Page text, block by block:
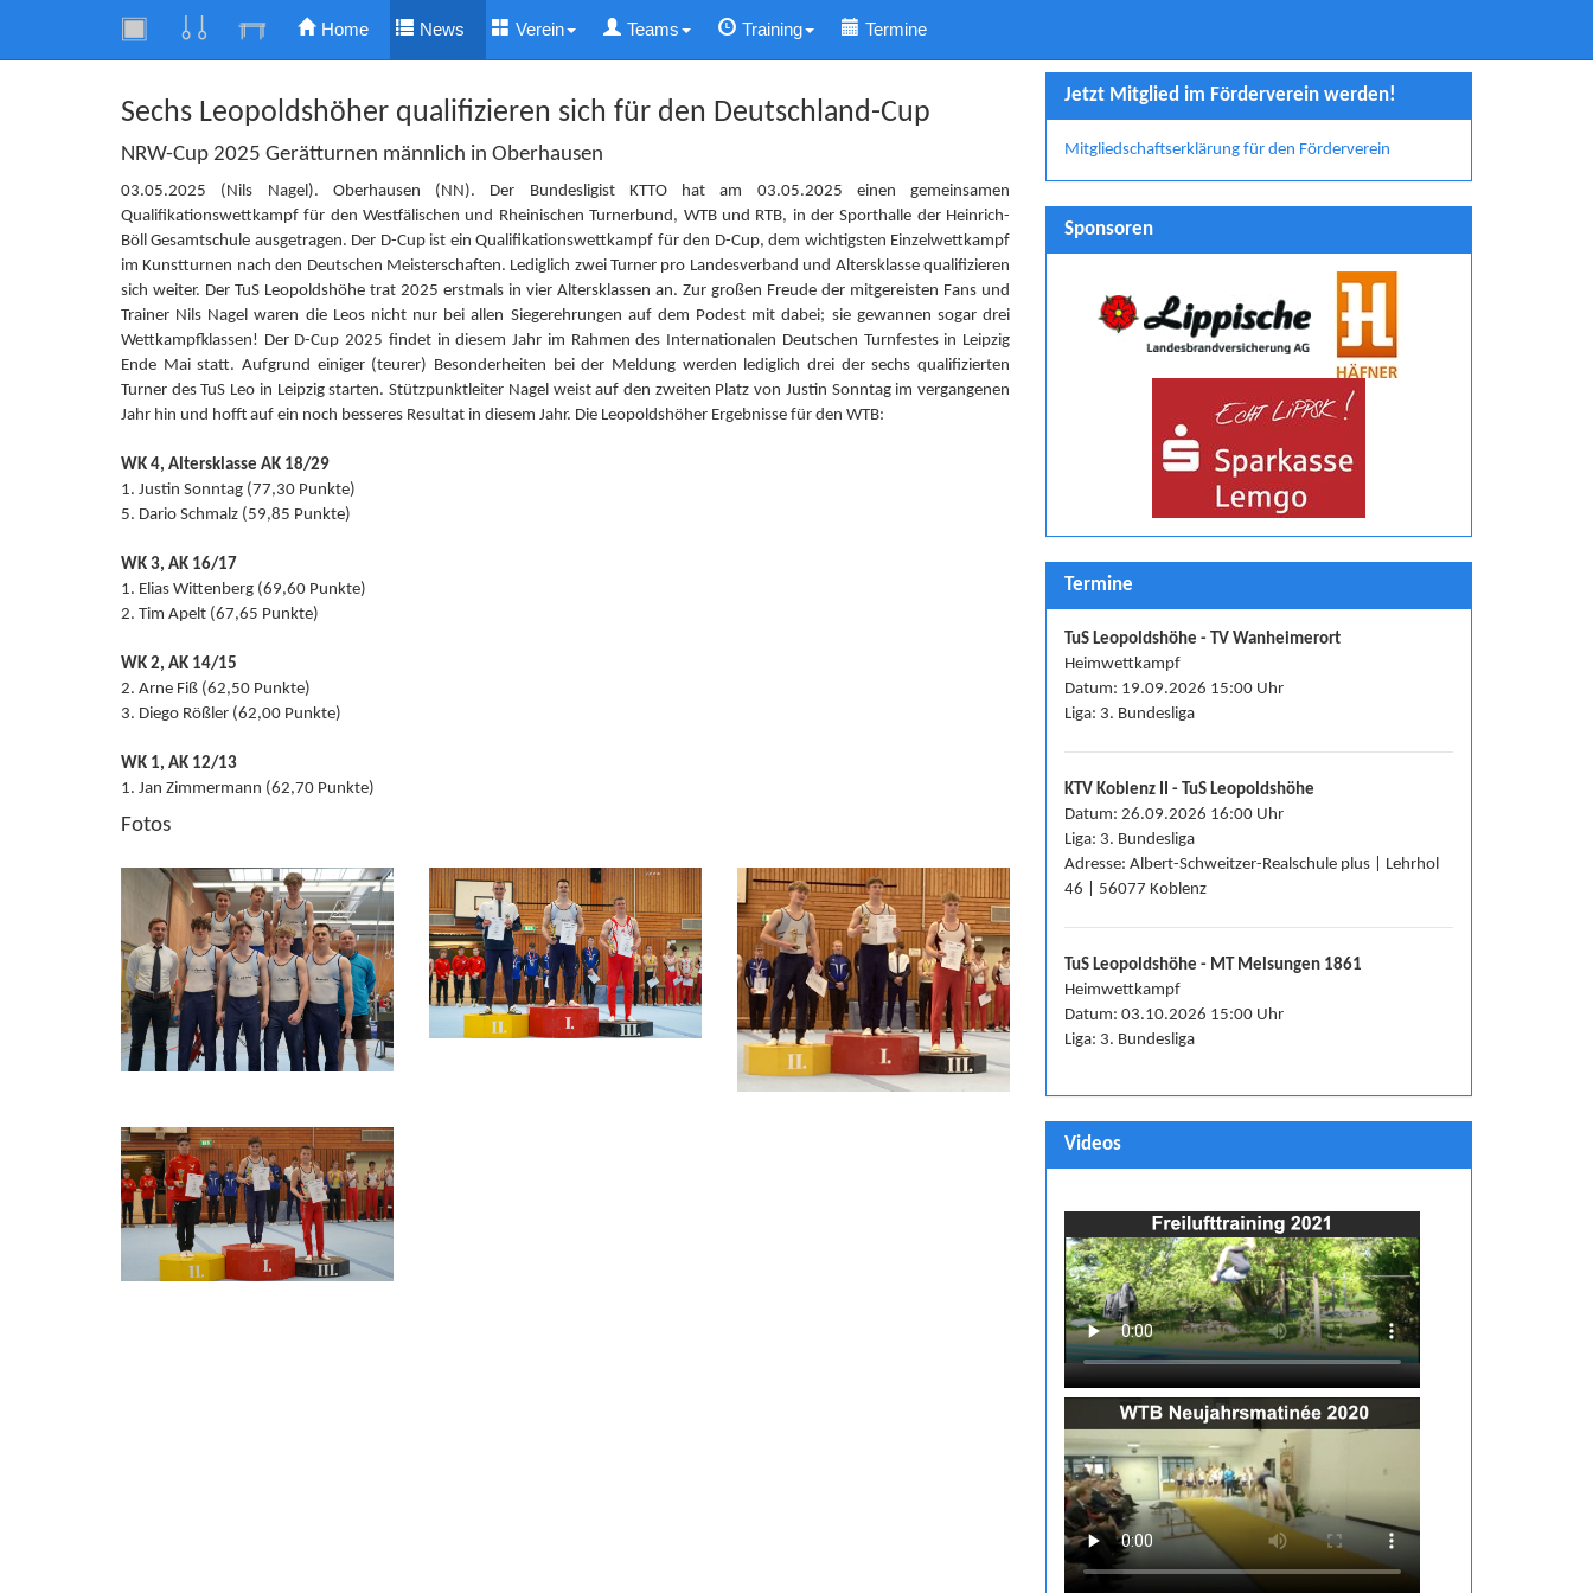
Home News Verein Teams Training Termine
Sechs Leopoldshöher qualifizieren sich für den Deutschland-Cup
NRW-Cup 2025 Gerätturnen männlich in Oberhausen
03.05.2025 (Nils Nagel). Oberhausen (NN). Der Bundesligist KTTO hat am 03.05.2025 einen gemeinsamen
Qualifikationswettkampf für den Westfälischen und Rheinischen Turnerbund, WTB und RTB, in der Sporthalle der Heinrich-
Böll Gesamtschule ausgetragen. Der D-Cup ist ein Qualifikationswettkampf für den D-Cup, dem wichtigsten Einzelwettkampf
im Kunstturnen nach den Deutschen Meisterschaften. Lediglich zwei Turner pro Landesverband und Altersklasse qualifizieren
sich weiter. Der TuS Leopoldshöhe trat 2025 erstmals in vier Altersklassen an. Zur großen Freude der mitgereisten Fans und
Trainer Nils Nagel waren die Leos nicht nur bei allen Siegerehrungen auf dem Podest mit dabei; sie gewannen sogar drei
Wettkampfklassen! Der D-Cup 2025 findet in diesem Jahr im Rahmen des Internationalen Deutschen Turnfestes in Leipzig
Ende Mai statt. Aufgrund einiger (teurer) Besonderheiten bei der Meldung werden lediglich drei der sechs qualifizierten
Turner des TuS Leo in Leipzig starten. Stützpunktleiter Nagel weist auf den zweiten Platz von Justin Sonntag im vergangenen
Jahr hin und hofft auf ein noch besseres Resultat in diesem Jahr. Die Leopoldshöher Ergebnisse für den WTB:
WK 4, Altersklasse AK 18/29
1. Justin Sonntag (77,30 Punkte)
5. Dario Schmalz (59,85 Punkte)
WK 3, AK 16/17
1. Elias Wittenberg (69,60 Punkte)
2. Tim Apelt (67,65 Punkte)
WK 2, AK 14/15
2. Arne Fiß (62,50 Punkte)
3. Diego Rößler (62,00 Punkte)
WK 1, AK 12/13
1. Jan Zimmermann (62,70 Punkte)
Fotos
Jetzt Mitglied im Förderverein werden!
Mitgliedschaftserklärung für den Förderverein
Sponsoren
Termine
TuS Leopoldshöhe - TV Wanheimerort
Heimwettkampf
Datum: 19.09.2026 15:00 Uhr
Liga: 3. Bundesliga
KTV Koblenz II - TuS Leopoldshöhe
Datum: 26.09.2026 16:00 Uhr
Liga: 3. Bundesliga
Adresse: Albert-Schweitzer-Realschule plus | Lehrhol
46 | 56077 Koblenz
TuS Leopoldshöhe - MT Melsungen 1861
Heimwettkampf
Datum: 03.10.2026 15:00 Uhr
Liga: 3. Bundesliga
Videos